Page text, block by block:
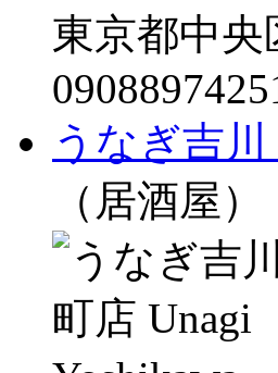
東京都中央
うなぎ吉川
（居酒屋）